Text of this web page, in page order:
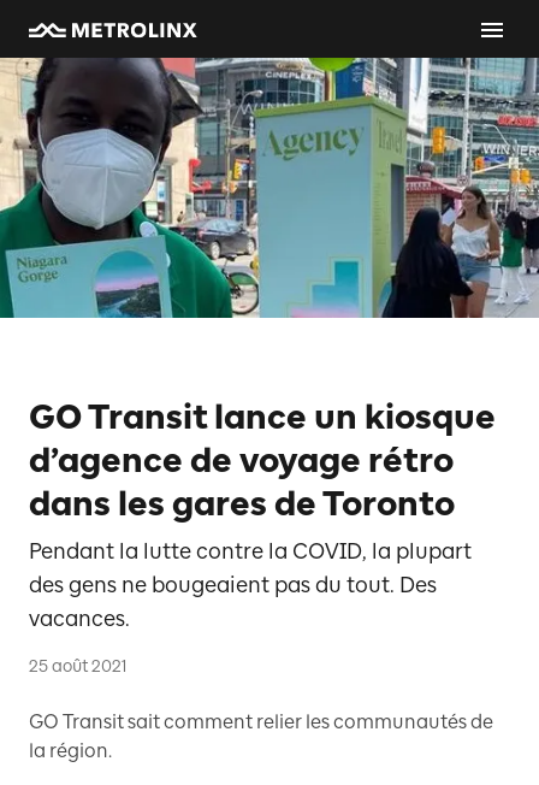
GO Transit lance un kiosque
d’agence de voyage rétro
dans les gares de Toronto
Pendant la lutte contre la COVID, la plupart
des gens ne bougeaient pas du tout. Des
vacances.
25 août 2021
GO Transit sait comment relier les communautés de
la région.